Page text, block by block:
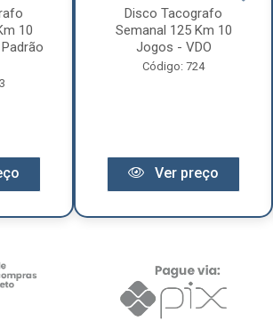
10
Disco Tacografo
Semanal 125 Km 10
Jogos - VDO
Código: 724
Ver preço